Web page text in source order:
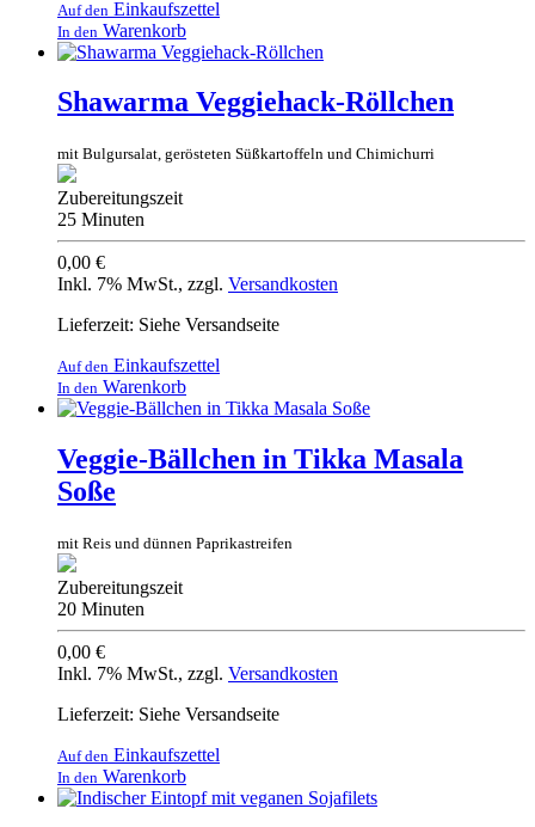
Auf den Einkaufszettel
In den Warenkorb
Shawarma Veggiehack-Röllchen
mit Bulgursalat, gerösteten Süßkartoffeln und Chimichurri
Zubereitungszeit
25 Minuten
0,00 €
Inkl. 7% MwSt., zzgl. Versandkosten
Lieferzeit: Siehe Versandseite
Auf den Einkaufszettel
In den Warenkorb
Veggie-Bällchen in Tikka Masala
Soße
mit Reis und dünnen Paprikastreifen
Zubereitungszeit
20 Minuten
0,00 €
Inkl. 7% MwSt., zzgl. Versandkosten
Lieferzeit: Siehe Versandseite
Auf den Einkaufszettel
In den Warenkorb